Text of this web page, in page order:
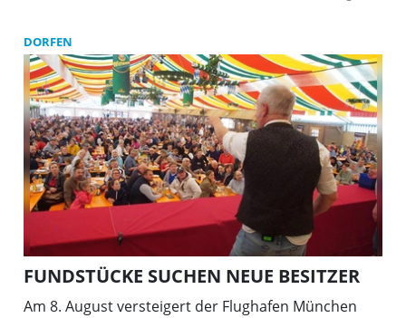
DORFEN
FUNDSTÜCKE SUCHEN NEUE BESITZER
Am 8. August versteigert der Flughafen München